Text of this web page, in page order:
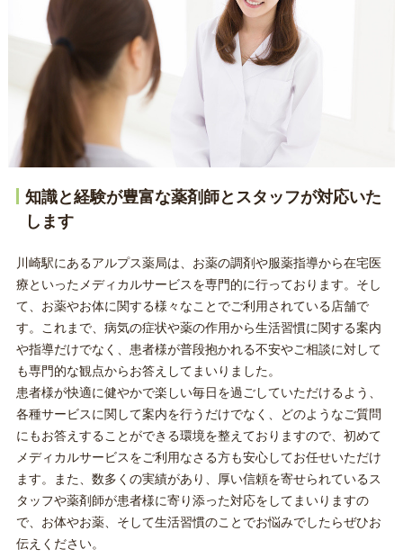
知識と経験が豊富な薬剤師とスタッフが対応いた
します
川崎駅にあるアルプス薬局は、お薬の調剤や服薬指導から在宅医
療といったメディカルサービスを専門的に行っております。そし
て、お薬やお体に関する様々なことでご利用されている店舗で
す。これまで、病気の症状や薬の作用から生活習慣に関する案内
や指導だけでなく、患者様が普段抱かれる不安やご相談に対して
も専門的な観点からお答えしてまいりました。
患者様が快適に健やかで楽しい毎日を過ごしていただけるよう、
各種サービスに関して案内を行うだけでなく、どのようなご質問
にもお答えすることができる環境を整えておりますので、初めて
メディカルサービスをご利用なさる方も安心してお任せいただけ
ます。また、数多くの実績があり、厚い信頼を寄せられているス
タッフや薬剤師が患者様に寄り添った対応をしてまいりますの
で、お体やお薬、そして生活習慣のことでお悩みでしたらぜひお
伝えください。